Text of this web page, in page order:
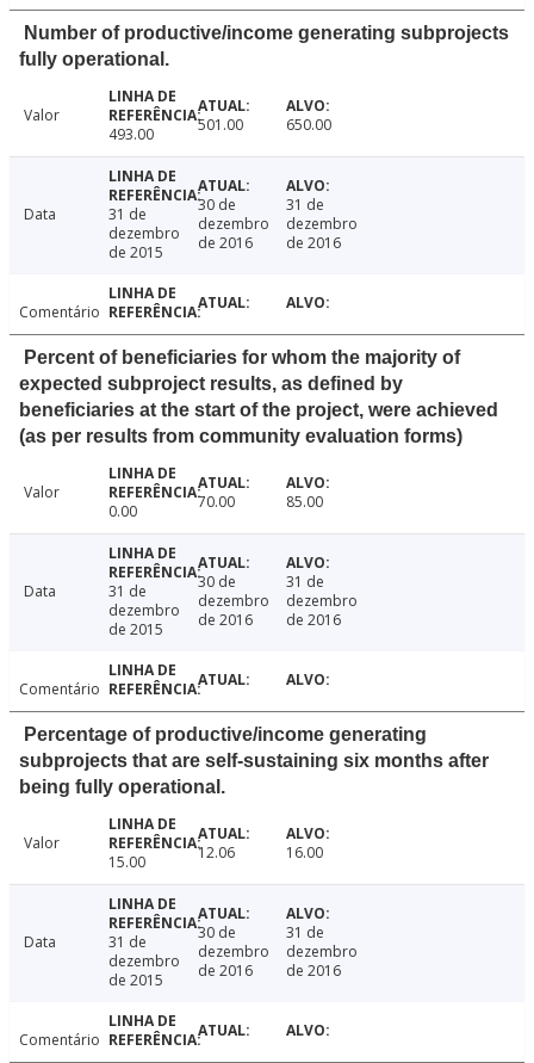
Number of productive/income generating subprojects
fully operational.
Valor
493.00
501.00 650.00
Data
31 de
dezembro
de 2015
30 de
dezembro
de 2016
31 de
dezembro
de 2016
Comentário
Percent of beneficiaries for whom the majority of
expected subproject results, as defined by
beneficiaries at the start of the project, were achieved
(as per results from community evaluation forms)
Valor
0.00
70.00 85.00
Data
31 de
dezembro
de 2015
30 de
dezembro
de 2016
31 de
dezembro
de 2016
Comentário
Percentage of productive/income generating
subprojects that are self-sustaining six months after
being fully operational.
Valor
15.00
12.06 16.00
Data
31 de
dezembro
de 2015
30 de
dezembro
de 2016
31 de
dezembro
de 2016
Comentário